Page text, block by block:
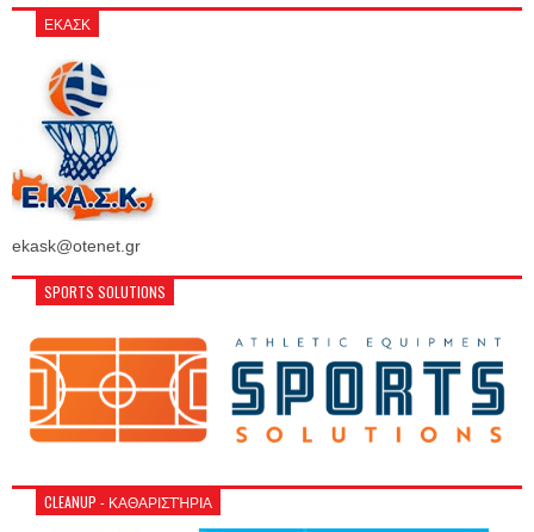
ΕΚΑΣΚ
ekask@otenet.gr
SPORTS SOLUTIONS
CLEANUP - ΚΑΘΑΡΙΣΤΉΡΙΑ